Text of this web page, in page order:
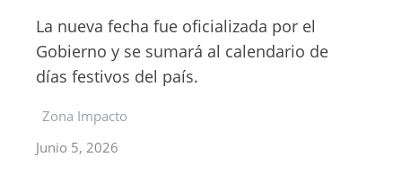
La nueva fecha fue oficializada por el
Gobierno y se sumará al calendario de
días festivos del país.
Zona Impacto
Junio 5, 2026